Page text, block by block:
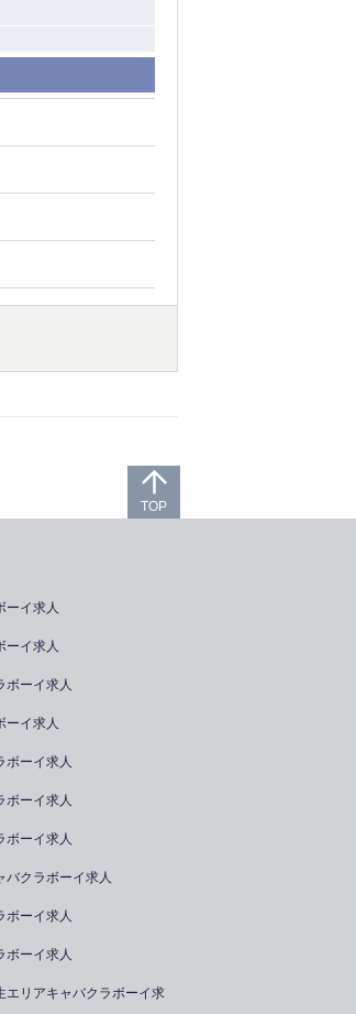
ーイ求人
ーイ求人
ボーイ求人
ーイ求人
ボーイ求人
ボーイ求人
ボーイ求人
バクラボーイ求人
ボーイ求人
ボーイ求人
エリアキャバクラボーイ求
TOP